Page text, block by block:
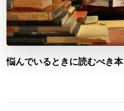
悩んでいるときに読むべき本